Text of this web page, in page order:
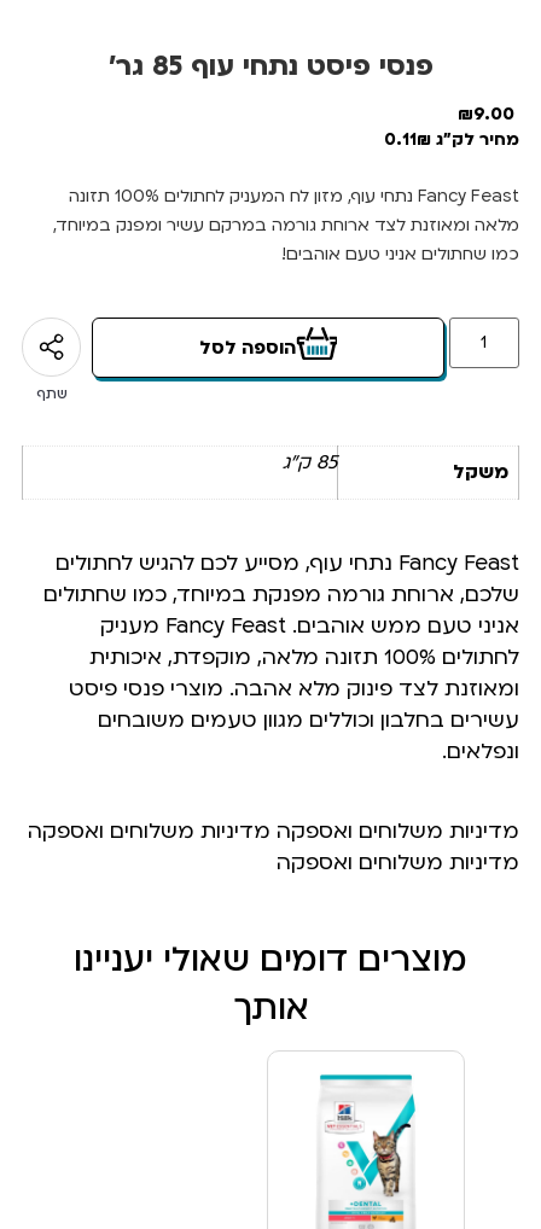
פנסי פיסט נתחי עוף 85 גר’
9.00
₪
מחיר לק"ג 0.11₪
Fancy Feast נתחי עוף, מזון לח המעניק לחתולים 100% תזונה
מלאה ומאוזנת לצד ארוחת גורמה במרקם עשיר ומפנק במיוחד,
כמו שחתולים אניני טעם אוהבים!
הוספה לסל
שתף
משקל 85 ק"ג
Fancy Feast נתחי עוף, מסייע לכם להגיש לחתולים
שלכם, ארוחת גורמה מפנקת במיוחד, כמו שחתולים
אניני טעם ממש אוהבים. Fancy Feast מעניק
לחתולים 100% תזונה מלאה, מוקפדת, איכותית
ומאוזנת לצד פינוק מלא אהבה. מוצרי פנסי פיסט
עשירים בחלבון וכוללים מגוון טעמים משובחים
ונפלאים.
מדיניות משלוחים ואספקה מדיניות משלוחים ואספקה
מדיניות משלוחים ואספקה
מוצרים דומים שאולי יעניינו
אותך